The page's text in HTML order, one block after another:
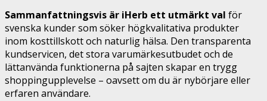
Sammanfattningsvis är iHerb ett utmärkt val för
svenska kunder som söker högkvalitativa produkter
inom kosttillskott och naturlig hälsa. Den transparenta
kundservicen, det stora varumärkesutbudet och de
lättanvända funktionerna på sajten skapar en trygg
shoppingupplevelse – oavsett om du är nybörjare eller
erfaren användare.